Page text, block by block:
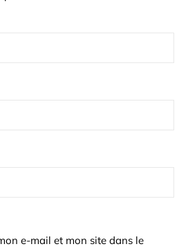
e-mail et mon site dans le